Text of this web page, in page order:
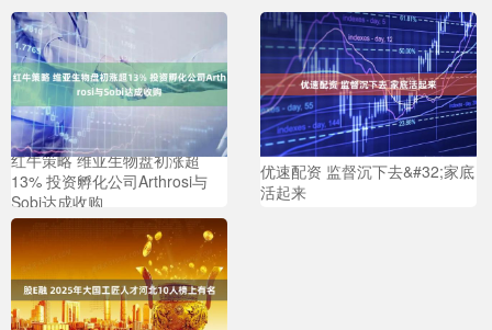
红牛策略 维亚生物盘初涨超
13% 投资孵化公司Arthrosi与
Sobi达成收购
优速配资 监督沉下去&#32;家底
活起来